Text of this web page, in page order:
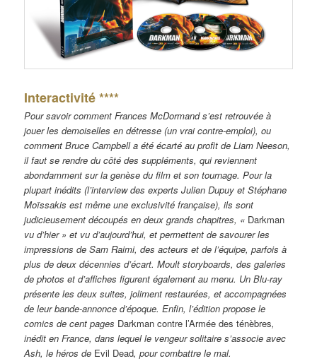
Interactivité ****
Pour savoir comment Frances McDormand s’est retrouvée à
jouer les demoiselles en détresse (un vrai contre-emploi), ou
comment Bruce Campbell a été écarté au profit de Liam Neeson,
il faut se rendre du côté des suppléments, qui reviennent
abondamment sur la genèse du film et son tournage. Pour la
plupart inédits (l’interview des experts Julien Dupuy et Stéphane
Moïssakis est même une exclusivité française), ils sont
judicieusement découpés en deux grands chapitres, « Darkman
vu d’hier » et vu d’aujourd’hui, et permettent de savourer les
impressions de Sam Raimi, des acteurs et de l’équipe, parfois à
plus de deux décennies d’écart. Moult storyboards, des galeries
de photos et d’affiches figurent également au menu. Un Blu-ray
présente les deux suites, joliment restaurées, et accompagnées
de leur bande-annonce d’époque. Enfin, l’édition propose le
comics de cent pages Darkman contre l’Armée des ténèbres,
inédit en France, dans lequel le vengeur solitaire s’associe avec
Ash, le héros de Evil Dead, pour combattre le mal.